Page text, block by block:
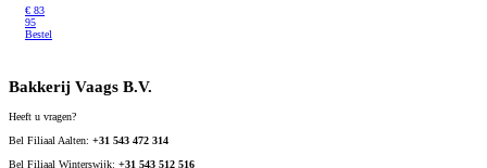
€ 83
95
Bestel
Bakkerij Vaags B.V.
Heeft u vragen?
Bel Filiaal Aalten: +31 543 472 314
Bel Filiaal Winterswijk: +31 543 512 516